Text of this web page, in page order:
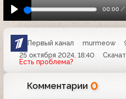
00:00
Первый канал murmeow
25 октября 2024, 18:40
Есть проблема?
Комментарии 0